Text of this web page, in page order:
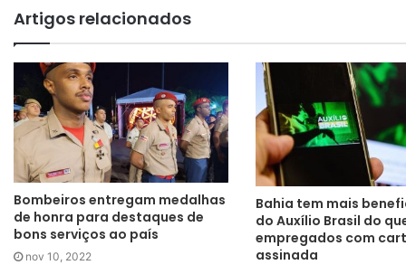
Artigos relacionados
Bombeiros entregam medalhas
de honra para destaques de
bons serviços ao país
nov 10, 2022
Bahia tem mais
do Auxílio Brasil do
empregados com
assinada